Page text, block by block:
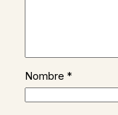
Nombre *